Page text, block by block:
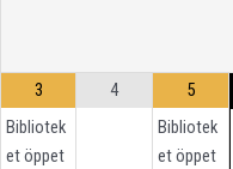
3
Bibliotek
et öppet
4
5
Bibliotek
et öppet